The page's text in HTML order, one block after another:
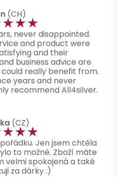
(CH)
never disappointed.
and product were
and their
business advice are
really benefit from.
years and never
recommend All4silver.
(CZ)
Jen jsem chtěla
to možné. Zboží máte
velmi spokojená a také
za dárky :)